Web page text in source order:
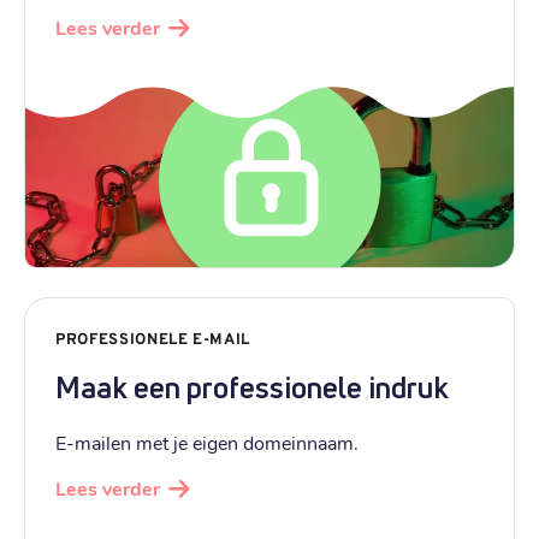
Lees verder
PROFESSIONELE E-MAIL
Maak een professionele indruk
E-mailen met je eigen domeinnaam.
Lees verder